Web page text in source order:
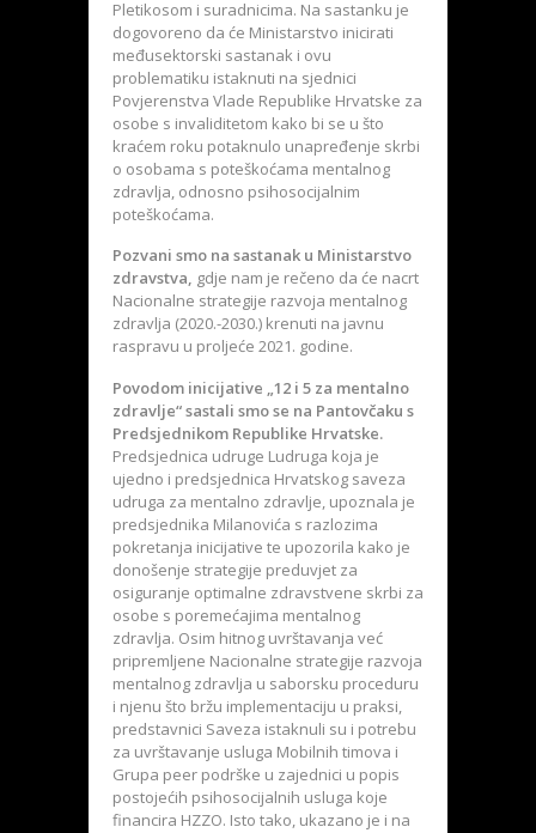
Pletikosom i suradnicima. Na sastanku je
dogovoreno da će Ministarstvo inicirati
međusektorski sastanak i ovu
problematiku istaknuti na sjednici
Povjerenstva Vlade Republike Hrvatske za
osobe s invaliditetom kako bi se u što
kraćem roku potaknulo unapređenje skrbi
o osobama s poteškoćama mentalnog
zdravlja, odnosno psihosocijalnim
poteškoćama.
Pozvani smo na sastanak u Ministarstvo
zdravstva, gdje nam je rečeno da će nacrt
Nacionalne strategije razvoja mentalnog
zdravlja (2020.-2030.) krenuti na javnu
raspravu u proljeće 2021. godine.
Povodom inicijative „12 i 5 za mentalno
zdravlje“ sastali smo se na Pantovčaku s
Predsjednikom Republike Hrvatske.
Predsjednica udruge Ludruga koja je
ujedno i predsjednica Hrvatskog saveza
udruga za mentalno zdravlje, upoznala je
predsjednika Milanovića s razlozima
pokretanja inicijative te upozorila kako je
donošenje strategije preduvjet za
osiguranje optimalne zdravstvene skrbi za
osobe s poremećajima mentalnog
zdravlja. Osim hitnog uvrštavanja već
pripremljene Nacionalne strategije razvoja
mentalnog zdravlja u saborsku proceduru
i njenu što bržu implementaciju u praksi,
predstavnici Saveza istaknuli su i potrebu
za uvrštavanje usluga Mobilnih timova i
Grupa peer podrške u zajednici u popis
postojećih psihosocijalnih usluga koje
financira HZZO. Isto tako, ukazano je i na